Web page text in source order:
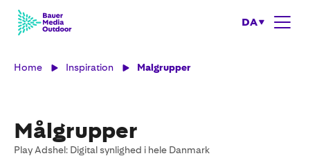
DA
Home Inspiration Malgrupper
Målgrupper
Play Adshel: Digital synlighed i hele Danmark